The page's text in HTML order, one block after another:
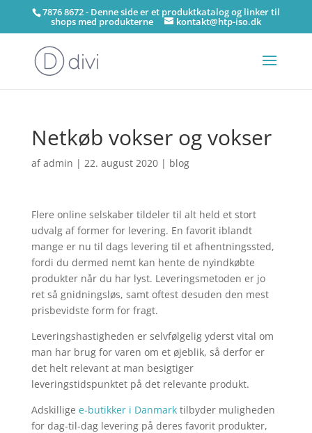
7876 8672 - Denne side er et produktkatalog og linker til
shops med produkterne kontakt@htp-iso.dk
Netkøb vokser og vokser
afadmin | 22. august 2020| blog
Flere online selskaber tildeler til alt held et stort
udvalg af former for levering. En favorit iblandt
mange er nu til dags levering til et afhentningssted,
fordi du dermed nemt kan hente de nyindkøbte
produkter når du har lyst. Leveringsmetoden er jo
ret så gnidningsløs, samt oftest desuden den mest
prisbevidste form for fragt.
Leveringshastigheden er selvfølgelig yderst vital om
man har brug for varen om et øjeblik, så derfor er
det helt relevant at man besigtiger
leveringstidspunktet på det relevante produkt.
Adskillige e-butikker i Danmarktilbyder muligheden
for dag-til-dag levering på deres favorit produkter,